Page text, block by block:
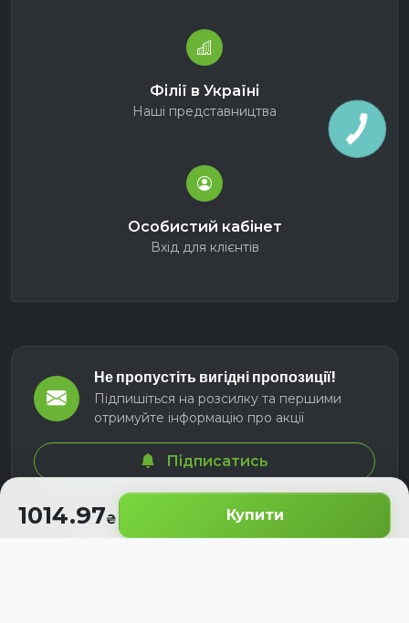
1014.97 Купити
Філії в Україні
Наші представництва
Особистий кабінет
Вхід для клієнтів
Не пропустіть вигідні пропозиції!
Підпишіться на розсилку та першими
отримуйте інформацію про акції
Підписатись
© 2026 СЕЛМ АГРО. Всі права захищені.